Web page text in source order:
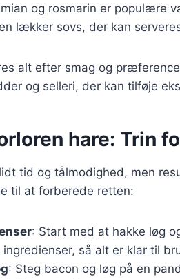
og rosmarin er populære
lækker sovs, der kan
alt efter smag og
og selleri, der kan tilføje
hare: Trin
tid og tålmodighed, men
til at forberede retten:
: Start med at hakke løg
så alt er klar til
: Steg bacon og løg på en